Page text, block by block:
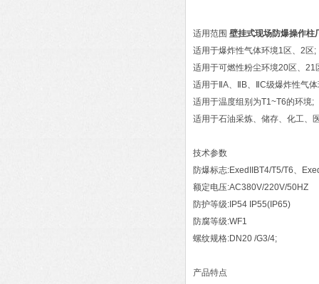
适用范围 壁挂式现场防爆操作柱
适用于爆炸性气体环境1区、2区;
适用于可燃性粉尘环境20区、21
适用于ⅡA、ⅡB、ⅡC级爆炸性气
适用于温度组别为T1~T6的环境;
适用于石油采炼、储存、化工、
技术参数
防爆标志:ExedIIBT4/T5/T6、
额定电压:AC380V/220V/50HZ
防护等级:IP54 IP55(IP65)
防腐等级:WF1
螺纹规格:DN20 /G3/4;
产品特点